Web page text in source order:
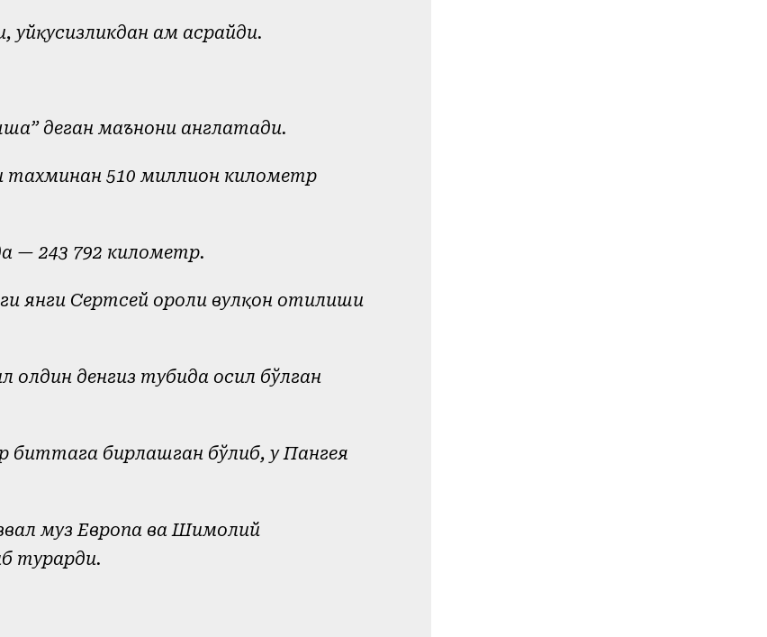
ҳам асрайди.
деган маънони англатади.
тахминан 510 миллион километр
— 243 792 километр.
янги Сертсей ороли вулқон отилиши
олдин денгиз тубида ҳосил бўлган
биттага бирлашган бўлиб, у Пангея
муз Европа ва Шимолий
турарди.